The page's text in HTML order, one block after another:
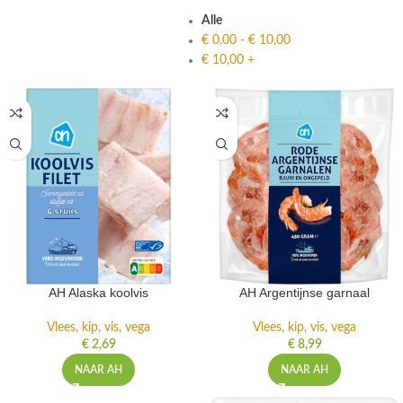
Alle
€ 0,00 - € 10,00
€ 10,00 +
AH Alaska koolvis
Vlees, kip, vis, vega
€2,69
NAAR AH
AH Argentijnse garnaal
Vlees, kip, vis, vega
€8,99
NAAR AH